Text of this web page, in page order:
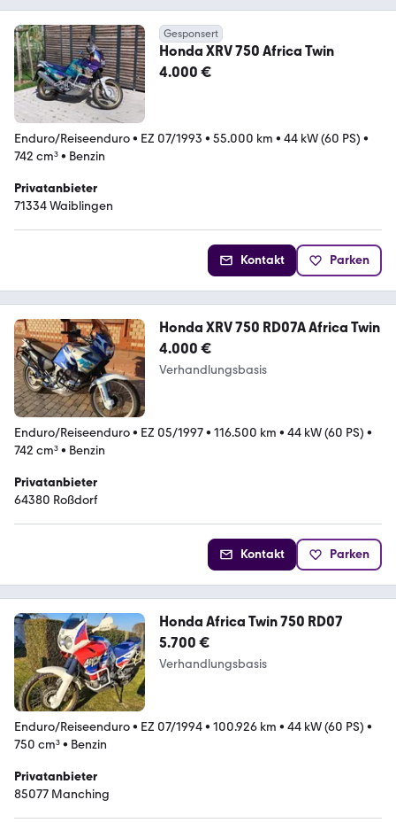
Gesponsert
Honda XRV 750 Africa Twin
4.000 €
Enduro/Reiseenduro• EZ 07/1993 • 55.000 km • 44 kW (60 PS) •
742 cm³• Benzin
Privatanbieter
71334 Waiblingen
Kontakt Parken
Honda XRV 750 RD07A Africa Twin
4.000 €
Verhandlungsbasis
Enduro/Reiseenduro• EZ 05/1997• 116.500 km • 44 kW (60 PS) •
742 cm³• Benzin
Privatanbieter
64380 Roßdorf
Kontakt Parken
Honda Africa Twin 750 RD07
5.700 €
Verhandlungsbasis
Enduro/Reiseenduro• EZ 07/1994• 100.926 km • 44 kW (60 PS) •
750 cm³• Benzin
Privatanbieter
85077 Manching